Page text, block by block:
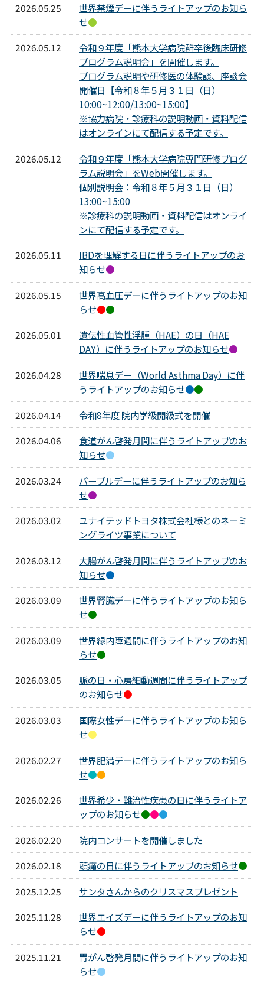
2026.05.25
世界禁煙デーに伴うライトアップのお知ら
せ●
2026.05.12
令和９年度「熊本大学病院群卒後臨床研修
プログラム説明会」を開催します。
プログラム説明や研修医の体験談、座談会
開催日【令和８年５月３１日（日）
10:00~12:00/13:00~15:00】
※協力病院・診療科の説明動画・資料配信
はオンラインにて配信する予定です。
2026.05.12
令和９年度「熊本大学病院専門研修プログ
ラム説明会」をWeb開催します。
個別説明会：令和８年５月３１日（日）
13:00~15:00
※診療科の説明動画・資料配信はオンライ
ンにて配信する予定です。
2026.05.11
IBDを理解する日に伴うライトアップのお
知らせ●
2026.05.15
世界高血圧デーに伴うライトアップのお知
らせ●●
2026.05.01
遺伝性血管性浮腫（HAE）の日（HAE
DAY）に伴うライトアップのお知らせ●
2026.04.28
世界喘息デー（World Asthma Day）に伴
うライトアップのお知らせ●●
2026.04.14
令和8年度 院内学級開級式を開催
2026.04.06
食道がん啓発月間に伴うライトアップのお
知らせ●
2026.03.24
パープルデーに伴うライトアップのお知ら
せ●
2026.03.02
ユナイテッドトヨタ株式会社様とのネーミ
ングライツ事業について
2026.03.12
大腸がん啓発月間に伴うライトアップのお
知らせ●
2026.03.09
世界腎臓デーに伴うライトアップのお知ら
せ●
2026.03.09
世界緑内障週間に伴うライトアップのお知
らせ●
2026.03.05
脈の日・心房細動週間に伴うライトアップ
のお知らせ●
2026.03.03
国際女性デーに伴うライトアップのお知ら
せ●
2026.02.27
世界肥満デーに伴うライトアップのお知ら
せ●●
2026.02.26
世界希少・難治性疾患の日に伴うライトア
ップのお知らせ●●●
2026.02.20
院内コンサートを開催しました
2026.02.18
頭痛の日に伴うライトアップのお知らせ●
2025.12.25
サンタさんからのクリスマスプレゼント
2025.11.28
世界エイズデーに伴うライトアップのお知
らせ●
2025.11.21
胃がん啓発月間に伴うライトアップのお知
らせ●